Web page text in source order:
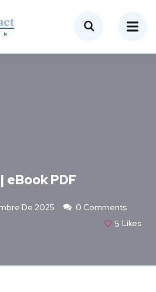
eBook PDF
De 2025
0 Comments
5 Likes